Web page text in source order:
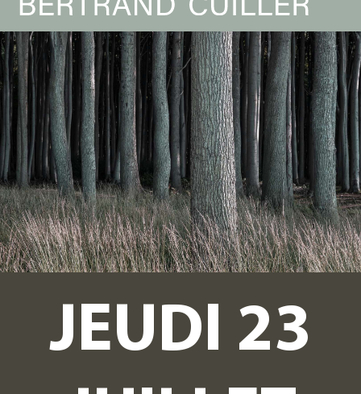
Leçons
de
Ténèbres
JEUDI 23